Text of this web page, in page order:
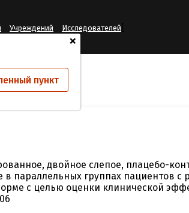
+
пункт
Учреждений Исследователей
двойное слепое, плацебо-
в параллельных группах пациентов
с целью оценки клинической